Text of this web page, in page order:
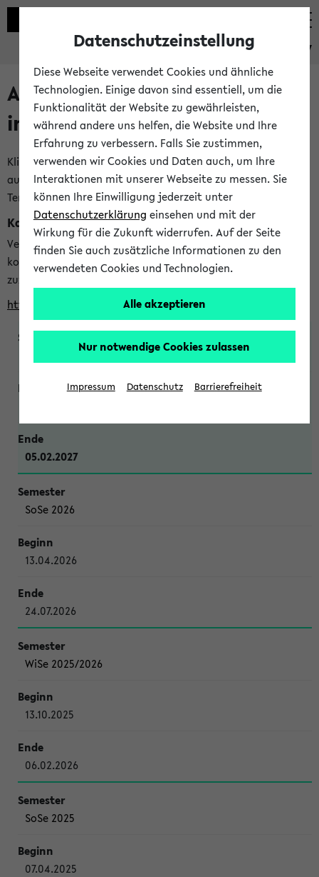
eKVV
Alle veröffentlichten Semester
im eKVV
Klicken Sie auf das Semester, welches Sie für Ihre Sitzung
auswählen möchten. Bitte beachten Sie auch die weiteren
Termine imKalender der Lehrplanung
Kalenderintegration
Verwenden Sie die folgende Adresse, um mit einer
kompatiblen Kalenderanwendung auf die Vorlesungszeiten
zuzugreifen (nähere Informationen
finden Sie hier
https://ekvv.uni-bielefeld.de/ws/calendar?vz
WiSe 2026/2027
05.02.2027
SoSe 2026
13.04.2026
24.07.2026
WiSe 2025/2026
13.10.2025
06.02.2026
SoSe 2025
07.04.2025
Datenschutzeinstellung
Diese Webseite verwendet Cookies und ähnliche
Technologien. Einige davon sind essentiell, um die
Funktionalität der Website zu gewährleisten,
während andere uns helfen, die Website und Ihre
Erfahrung zu verbessern. Falls Sie zustimmen,
verwenden wir Cookies und Daten auch, um Ihre
Interaktionen mit unserer Webseite zu messen. Sie
können Ihre Einwilligung jederzeit unter
Datenschutzerklärung einsehen und mit der
Wirkung für die Zukunft widerrufen. Auf der Seite
finden Sie auch zusätzliche Informationen zu den
verwendeten Cookies und Technologien.
Alle akzeptieren
Nur notwendige Cookies zulassen
Impressum Datenschutz Barrierefreiheit